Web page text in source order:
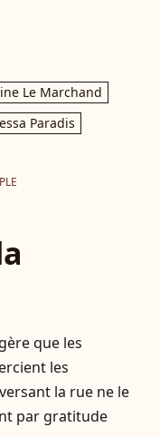
Le Marchand
Paradis
que les
les
la rue ne le
par gratitude